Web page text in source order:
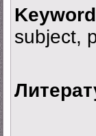
subject,